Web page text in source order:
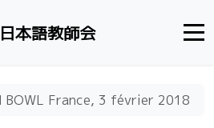
本語教師会
BOWL France, 3 février 2018